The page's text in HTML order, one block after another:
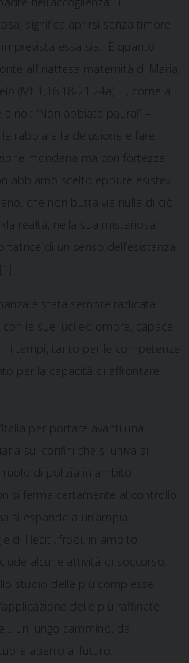
significa aprirsi senza timore
essa sia. È quanto
all’inattesa maternità di Maria,
(Mt 1,16.18-21.24a). E, come a
noi: “Non abbiate paura!” –
rabbia e la delusione e fare
mondana ma con fortezza
abbiamo scelto eppure esiste»,
che non butta via nulla di ciò
realtà, nella sua misteriosa
di un senso dell’esistenza
[1]
è stata sempre radicata
le sue luci ed ombre, capace
i tempi, tanto per le competenze
per la capacità di affrontare
per portare avanti una
sui confini che si univa ai
di polizia in ambito
si ferma certamente al controllo
si espande a un’ampia
di illeciti, frodi, in ambito
alcune attività di soccorso.
studio delle più complesse
delle più raffinate
un lungo cammino, da
aperto al futuro.